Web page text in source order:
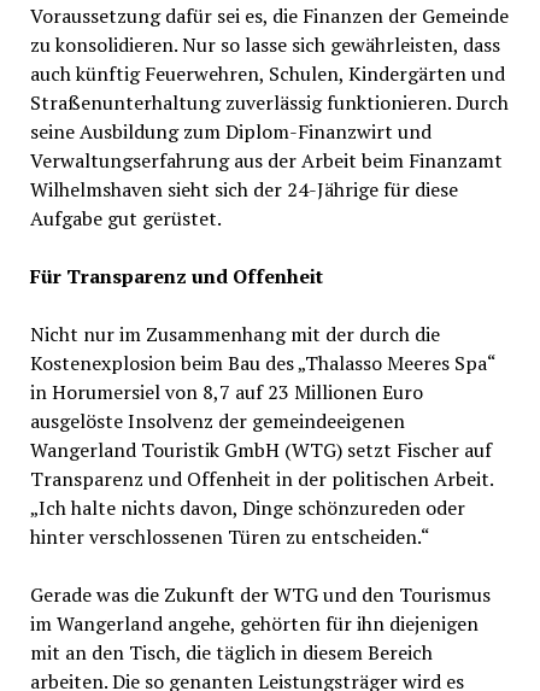
Voraussetzung dafür sei es, die Finanzen der Gemeinde
zu konsolidieren. Nur so lasse sich gewährleisten, dass
auch künftig Feuerwehren, Schulen, Kindergärten und
Straßenunterhaltung zuverlässig funktionieren. Durch
seine Ausbildung zum Diplom-Finanzwirt und
Verwaltungserfahrung aus der Arbeit beim Finanzamt
Wilhelmshaven sieht sich der 24-Jährige für diese
Aufgabe gut gerüstet.
Für Transparenz und Offenheit
Nicht nur im Zusammenhang mit der durch die
Kostenexplosion beim Bau des „Thalasso Meeres Spa“
in Horumersiel von 8,7 auf 23 Millionen Euro
ausgelöste Insolvenz der gemeindeeigenen
Wangerland Touristik GmbH (WTG) setzt Fischer auf
Transparenz und Offenheit in der politischen Arbeit.
„Ich halte nichts davon, Dinge schönzureden oder
hinter verschlossenen Türen zu entscheiden.“
Gerade was die Zukunft der WTG und den Tourismus
im Wangerland angehe, gehörten für ihn diejenigen
mit an den Tisch, die täglich in diesem Bereich
arbeiten. Die so genanten Leistungsträger wird es